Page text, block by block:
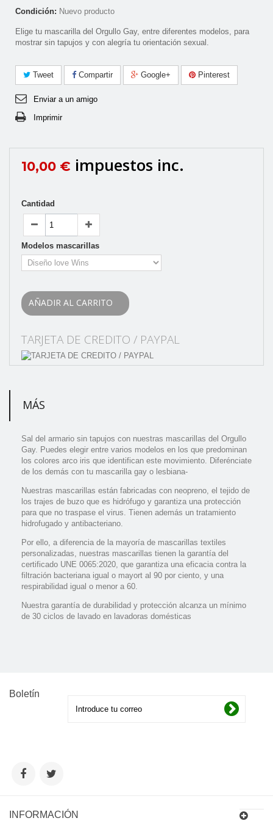
Condición: Nuevo producto
Elige tu mascarilla del Orgullo Gay, entre diferentes modelos, para
mostrar sin tapujos y con alegría tu orientación sexual.
Tweet Compartir Google+ Pinterest
Enviar a un amigo
Imprimir
10,00 € impuestos inc.
Cantidad
Modelos mascarillas
AÑADIR AL CARRITO
TARJETA DE CREDITO / PAYPAL
MÁS
Sal del armario sin tapujos con nuestras mascarillas del Orgullo
Gay. Puedes elegir entre varios modelos en los que predominan
los colores arco iris que identifican este movimiento. Diferénciate
de los demás con tu mascarilla gay o lesbiana-
Nuestras mascarillas están fabricadas con neopreno, el tejido de
los trajes de buzo que es hidrófugo y garantiza una protección
para que no traspase el virus. Tienen además un tratamiento
hidrofugado y antibacteriano.
Por ello, a diferencia de la mayoría de mascarillas textiles
personalizadas, nuestras mascarillas tienen la garantía del
certificado UNE 0065:2020, que garantiza una eficacia contra la
filtración bacteriana igual o mayort al 90 por ciento, y una
respirabilidad igual o menor a 60.
Nuestra garantía de durabilidad y protección alcanza un mínimo
de 30 ciclos de lavado en lavadoras domésticas
Boletín
INFORMACIÓN